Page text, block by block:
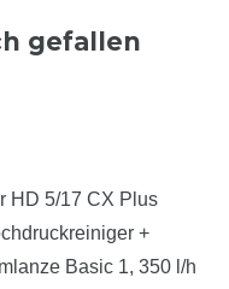
gefallen
HD 5/17 CX Plus
+
Basic 1, 350 l/h